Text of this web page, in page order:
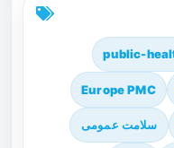
public-
Europe PMC
سلامت عمومی